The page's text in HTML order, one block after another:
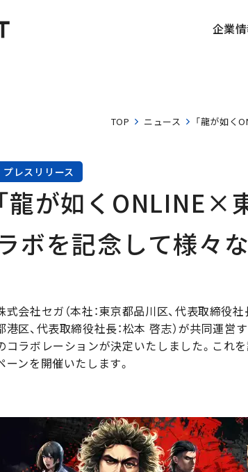
企業
TOP ニュース 「龍が如く
プレスリリース
「龍が如くONLINE×
ボを記念して様々
式会社セガ（本社：東京都品川区、代表取締役
港区、代表取締役社長：松本 啓志）が共同運営
コラボレーションが決定いたしました。これ
ーンを開催いたします。